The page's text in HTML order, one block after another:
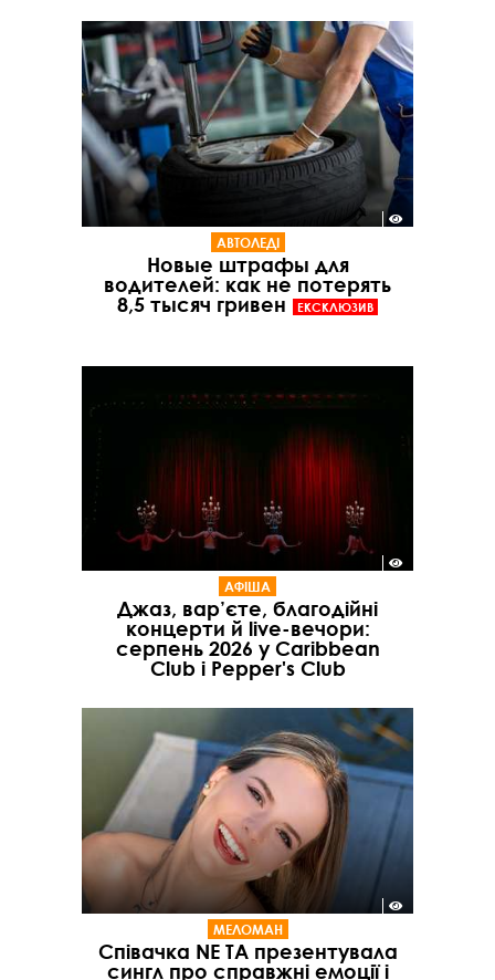
АВТОЛЕДІ
Новые штрафы для
водителей: как не потерять
8,5 тысяч гривен
ЕКСКЛЮЗИВ
АФІША
Джаз, вар’єте, благодійні
концерти й live-вечори:
серпень 2026 у Caribbean
Club і Pepper's Club
МЕЛОМАН
Співачка NE TA презентувала
сингл про справжні емоції і